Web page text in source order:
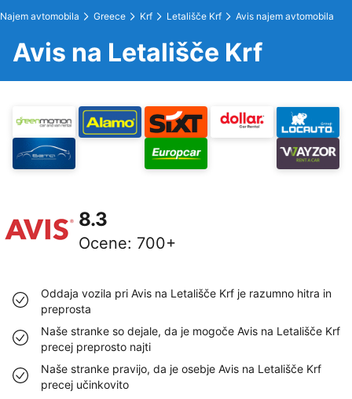
Najem avtomobila Greece Krf Letališče Krf Avis najem avtomobila
Avis na Letališče Krf
8.3
Ocene: 700+
Oddaja vozila pri Avis na Letališče Krf je razumno hitra in
preprosta
Naše stranke so dejale, da je mogoče Avis na Letališče Krf
precej preprosto najti
Naše stranke pravijo, da je osebje Avis na Letališče Krf
precej učinkovito